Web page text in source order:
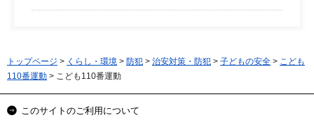
トップページ > くらし・環境 > 防犯 > 治安対策・防犯 > 子どもの安全 > こども
110番運動 > こども110番運動
このサイトのご利用について